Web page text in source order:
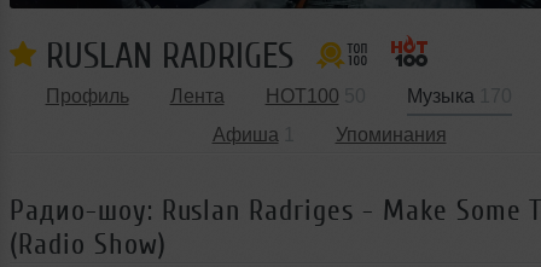
RUSLAN RADRIGES
Профиль Лента HOT100 Музыка
Афиша
Упоминания
Радио-шоу: Ruslan Radriges - Make Some
(Radio Show)